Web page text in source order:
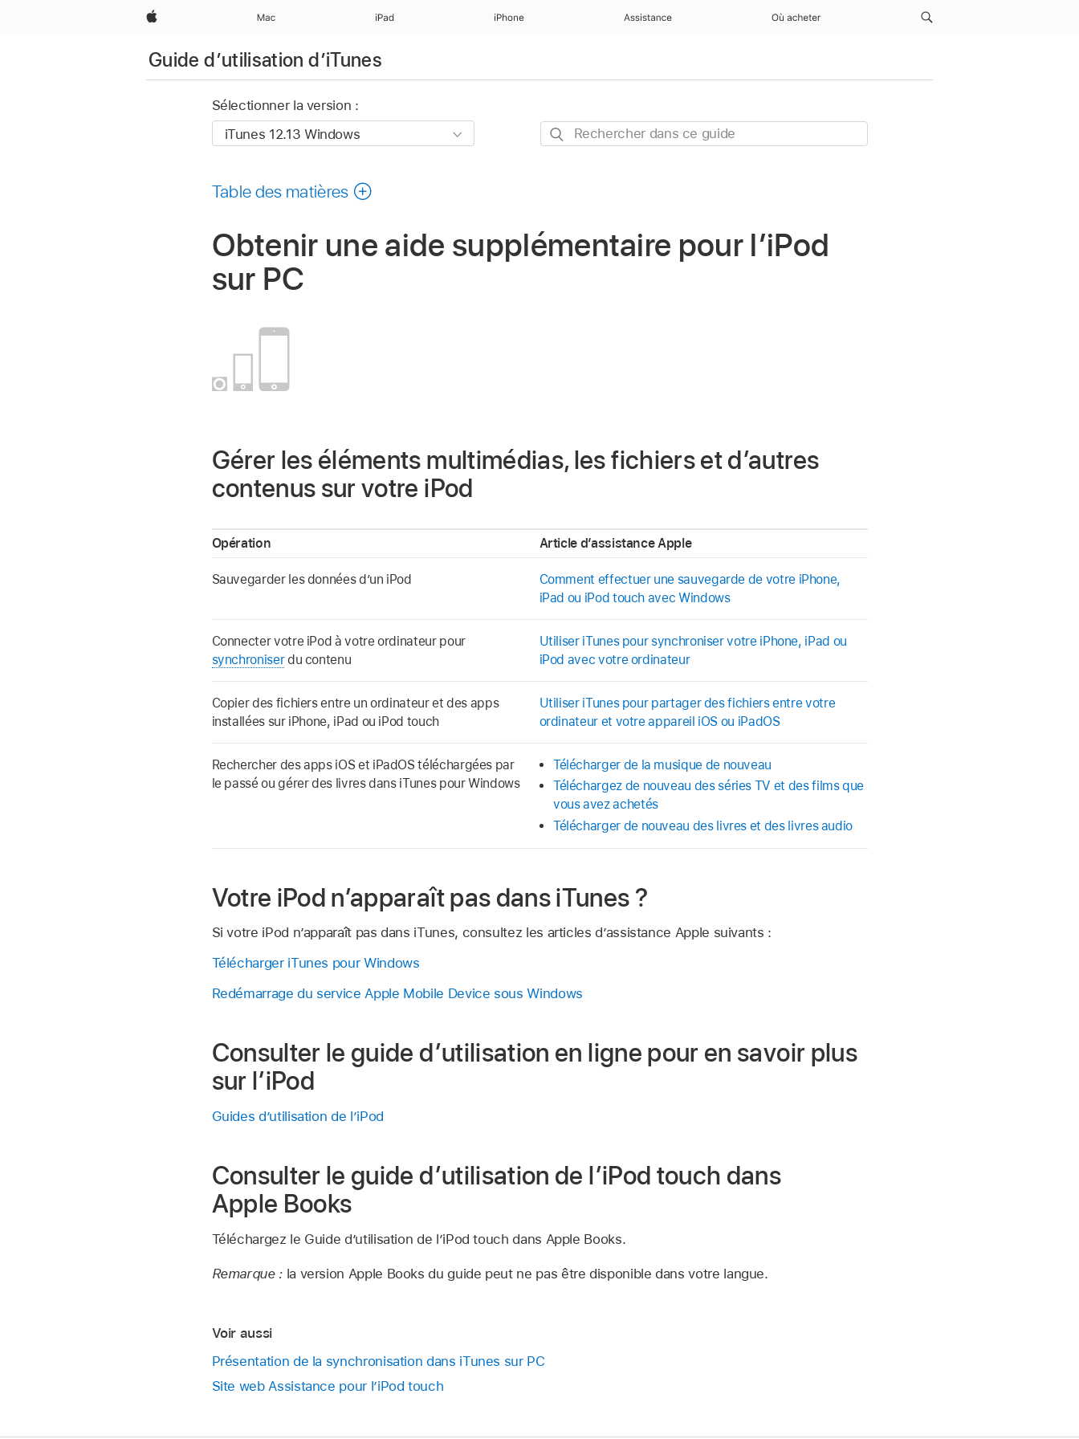
Apple Mac iPad iPhone Assistance Où acheter
Guide d’utilisation d’iTunes
Sélectionner la version :
Rechercher
Table des matières
Obtenir une aide supplémentaire pour l’iPod
sur PC
Gérer les éléments multimédias, les fichiers et d’autres
contenus sur votre iPod
Opération Article d’assistance Apple
Sauvegarder les données d’un iPod
Comment effectuer une sauvegarde de votre iPhone,
iPad ou iPod touch avec Windows
Connecter votre iPod à votre ordinateur pour
synchroniserdu contenu
Utiliser iTunes pour synchroniser votre iPhone, iPad ou
iPod avec votre ordinateur
Copier des fichiers entre un ordinateur et des apps
installées sur iPhone, iPad ou iPod touch
Utiliser iTunes pour partager des fichiers entre votre
ordinateur et votre appareil iOS ou iPadOS
Rechercher des apps iOS et iPadOS téléchargées par
le passé ou gérer des livres dans iTunes pour Windows
Télécharger de la musique de nouveau
Téléchargez de nouveau des séries TV et des films que
vous avez achetés
Télécharger de nouveau des livres et des livres audio
Votre iPod n’apparaît pas dans iTunes ?
Si votre iPod n’apparaît pas dans iTunes, consultez les articles d’assistance Apple suivants :
Télécharger iTunes pour Windows
Redémarrage du service Apple Mobile Device sous Windows
Consulter le guide d’utilisation en ligne pour en savoir plus
sur l’iPod
Guides d’utilisation de l’iPod
Consulter le guide d’utilisation de l’iPod touch dans
Apple Books
Téléchargez le Guide d’utilisation de l’iPod touch dans Apple Books.
Remarque : la version Apple Books du guide peut ne pas être disponible dans votre langue.
Voir aussi
Présentation de la synchronisation dans iTunes sur PC
Site web Assistance pour l’iPod touch